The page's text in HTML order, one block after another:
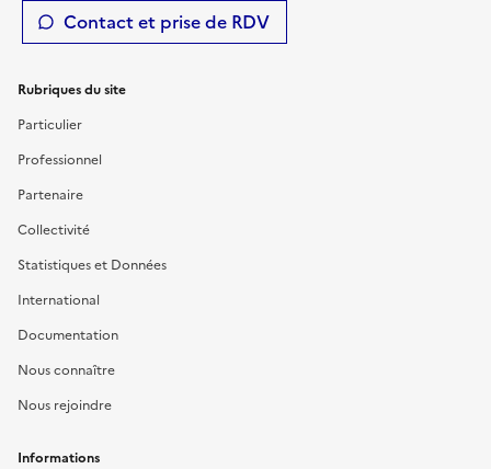
Contact et prise de RDV
Rubriques du site
Particulier
Professionnel
Partenaire
Collectivité
Statistiques et Données
International
Documentation
Nous connaître
Nous rejoindre
Informations